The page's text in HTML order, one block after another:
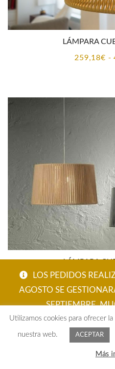
LOS PEDIDOS
AGOSTO SE
SEPTIEMBRE.
LÁMPARA
259,18€ -
LÁMPARA
206,90€ -
Utilizamos cookies para ofrecer
nuestra web. ACEPTAR
Más